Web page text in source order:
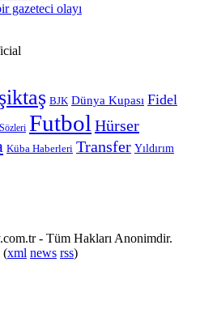
gazeteci olayı
BJK Dünya Kupası Fidel
Futbol Hürser
Küba Haberleri Transfer Yıldırım
- Tüm Hakları Anonimdir.
xml news rss)